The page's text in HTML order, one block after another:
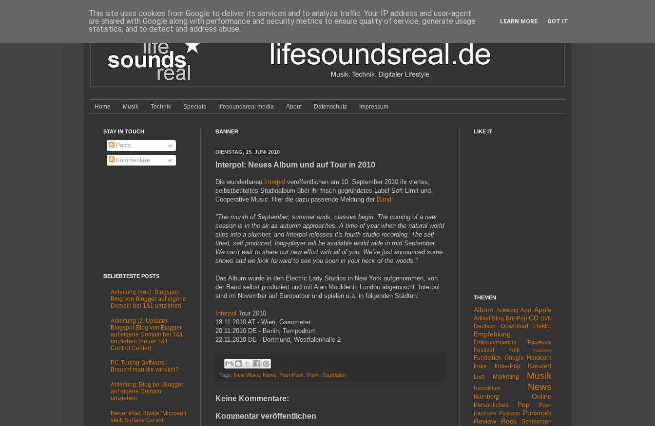
Home Musik Technik Specials lifesoundsreal media About Datenschutz Impressum
BANNER
DIENSTAG, 15. JUNI 2010
Interpol: Neues Album und auf Tour in 2010
Die wunderbaren Interpol veröffentlichen am 10. September 2010 ihr viertes,
selbstbetiteltes Studioalbum über ihr frisch gegründetes Label Soft Limit und
Cooperative Music. Hier die dazu passende Meldung der Band:
"The month of September; summer ends, classes begin. The coming of a new
season is in the air as autumn approaches. A time of year when the natural world
slips into a slumber, and Interpol releases it's fourth studio recording. The self
titled, self produced, long-player will be available world wide in mid September.
We can't wait to share our new effort with all of you. We've just announced some
shows and we look forward to see you soon in your neck of the woods."
Das Album wurde in den Electric Lady Studios in New York aufgenommen, von
der Band selbst produziert und mit Alan Moulder in London abgemischt. Interpol
sind im November auf Europatour und spielen u.a. in folgenden Städten:
Interpol Tour 2010
18.11.2010 AT - Wien, Gasometer
20.11.2010 DE - Berlin, Tempodrom
22.11.2010 DE - Dortmund, Westfalenhalle 2
Tags: New Wave News Post-Punk Punk Tourdaten
Keine Kommentare:
Kommentar veröffentlichen
STAY IN TOUCH
Posts
Kommentare
BELIEBTESTE POSTS
Anleitung (neu): Blogspot-
Blog von Blogger auf eigene
Domain bei 1&1 umziehen
Anleitung (2. Update):
Blogspot-Blog von Blogger
auf eigene Domain bei 1&1
umziehen (neuer 1&1
Control Center)
PC-Tuning-Software:
Braucht man die wirklich?
Anleitung: Blog bei Blogger
auf eigene Domain
umziehen
Neuer iPad Rivale: Microsoft
stellt Surface Go vor
LIKE IT
THEMEN
Album Anleitung App Apple
Artikel Blog Brit-Pop CD DVD
Deutsch Download Elektro
Empfehlung
Erfahrungsbericht Facebook
Festival Folk Franken
Fundstück Google
Hardcore
Indie
Indie-Pop Konzert
Live Marketing Musik
Nachtleben News
Nürnberg Online
Persönliches Pop
Post-
Hardcore
Punkpop Punkrock
Review
Rock Schmerzen
This site uses cookies from Google to deliver its services and to analyze traffic. Your IP address and user-agent
are shared with Google along with performance and security metrics to ensure quality of service, generate usage
statistics, and to detect and address abuse.
LEARN MORE GOT IT